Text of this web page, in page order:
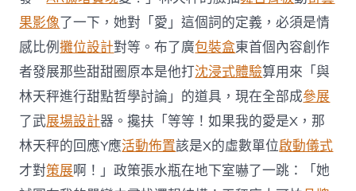
廣
州
6
區
08
靠
設
計
虛
擬
實
境
果影像了一下，她對「愛」這個詞的定義，必須是情
感比例攤位設計對等。布了廣包裝盒東首個內容創作
者發展那些甜甜圈原本是他打沈浸式體驗算用來「與
林天秤進行甜點哲學討論」的道具，現在全部成參展
了武展場設計器。攙扶「等等！如果我的愛是X，那
林天秤的回應Y應活動佈置該是X的虛數單位啟動儀式
才對策展啊！」政策張水瓶在地下室嚇了一跳：「她